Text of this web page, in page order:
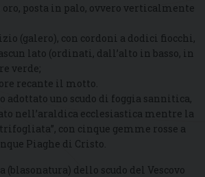
oro, posta in palo, ovvero verticalmente
(galero), con cordoni a dodici fiocchi,
lato (ordinati, dall’alto in basso, in
verde;
recante il motto.
adottato uno scudo di foggia sannitica,
nell’araldica ecclesiastica mentre la
con cinque gemme rosse a
Piaghe di Cristo.
dello scudo del Vescovo